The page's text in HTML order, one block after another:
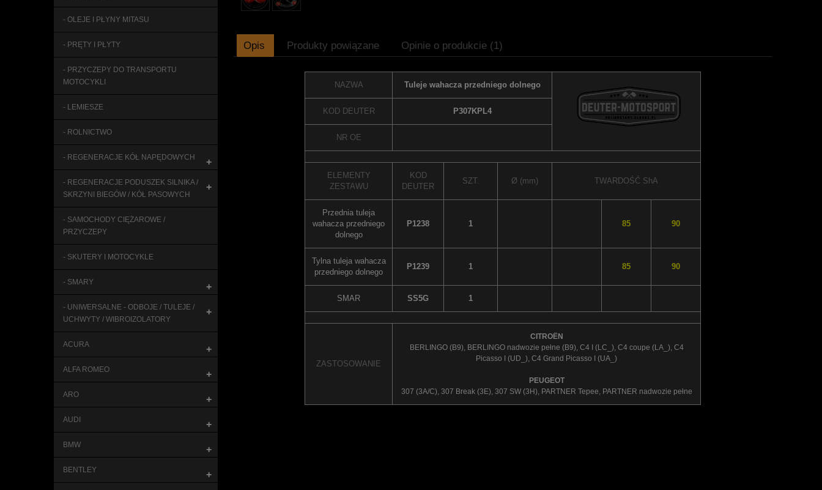
- OLEJE I PŁYNY MITASU
- PRĘTY I PŁYTY
- PRZYCZEPY DO TRANSPORTU
MOTOCYKLI
- LEMIESZE
- ROLNICTWO
- REGENERACJE KÓŁ NAPĘDOWYCH +
- REGENERACJE PODUSZEK SILNIKA /
SKRZYNI BIEGÓW / KÓŁ PASOWYCH
+
- SAMOCHODY CIĘŻAROWE /
PRZYCZEPY
- SKUTERY I MOTOCYKLE
- SMARY +
- UNIWERSALNE - ODBOJE / TULEJE /
UCHWYTY / WIBROIZOLATORY
+
ACURA +
ALFA ROMEO +
ARO +
AUDI +
BMW +
BENTLEY +
Opis Produkty powiązane Opinie o produkcie (1)
NAZWA Tuleje wahacza przedniego dolnego
KOD DEUTER P307KPL4
NR OE
ELEMENTY
ZESTAWU
KOD
DEUTER
SZT. Ø (mm) TWARDOŚĆ ShA
Przednia tuleja
wahacza przedniego
dolnego
P1238 1 85 90
Tylna tuleja wahacza
przedniego dolnego
P1239 1 85 90
SMAR SS5G 1
ZASTOSOWANIE
CITROËN
BERLINGO (B9), BERLINGO nadwozie pełne (B9), C4 I (LC_), C4 coupe (LA_), C4
Picasso I (UD_), C4 Grand Picasso I (UA_)
PEUGEOT
307 (3A/C), 307 Break (3E), 307 SW (3H), PARTNER Tepee, PARTNER nadwozie pełne